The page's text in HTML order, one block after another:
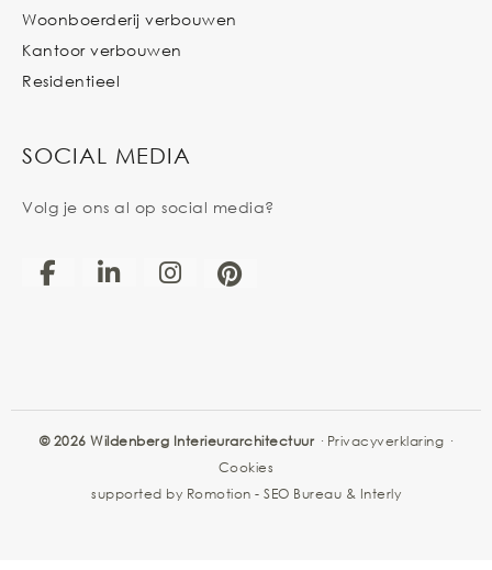
Woonboerderij verbouwen
Kantoor verbouwen
Residentieel
SOCIAL MEDIA
Volg je ons al op social media?
© 2026 Wildenberg Interieurarchitectuur · Privacyverklaring ·
Cookies
supported by Romotion - SEO Bureau & Interly